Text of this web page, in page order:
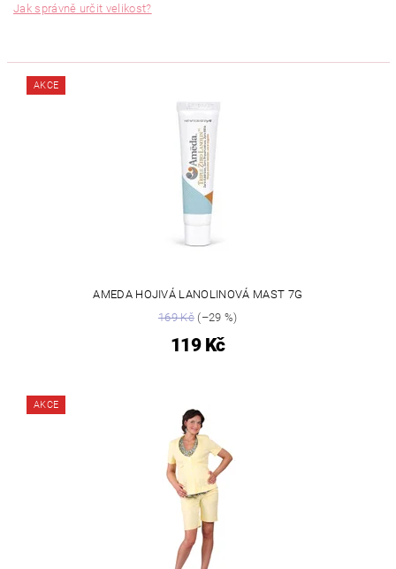
Jak správně určit velikost?
AKCE
AMEDA HOJIVÁ LANOLINOVÁ MAST 7G
169 Kč(–29 %)
119 Kč
AKCE